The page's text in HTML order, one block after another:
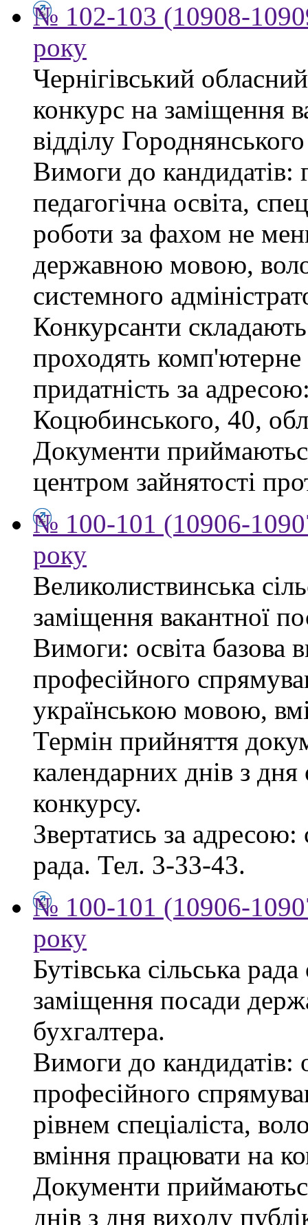
№ 102-103 (10908-
року
Чернігівський
конкурс на заміщення
відділу
Вимоги до кандидатів:
педагогічна освіта,
роботи за фахом не
державною мовою,
системного
Конкурсанти
проходять комп'ютерне
придатність за
Коцюбинського, 40,
Документи
центром зайнятості
№ 100-101 (10906-
року
Великолиствинська
заміщення вакантної
Вимоги: освіта базова
професійного
українською мовою,
Термін прийняття
календарних днів з
конкурсу.
Звертатись за
рада. Тел. 3-33-43.
№ 100-101 (10906-
року
Бутівська сільська
заміщення посади
бухгалтера.
Вимоги до кандидатів:
професійного
рівнем спеціаліста,
вміння працювати на
Документи
днів з дня виходу